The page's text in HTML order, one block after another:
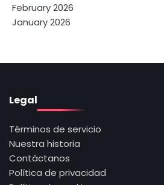
February 2026
January 2026
Legal
Términos de servicio
Nuestra historia
Contáctanos
Política de privacidad